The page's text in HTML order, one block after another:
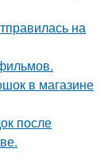
на
в магазине
после